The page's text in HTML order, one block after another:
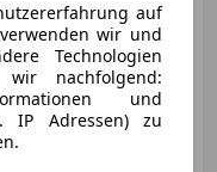
auf
wir und
Technologien
nachfolgend:
und
IP Adressen) zu